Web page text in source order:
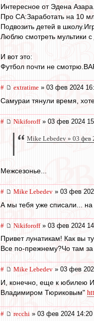
Интересное от Эдена Азара.
Про СА:Заработать на 10
Подвозить детей в
Люблю смотреть мультики с
И вот это:
Футбол почти не
# extratime » 03 фев 2024
Самураи тянули время,
# Nikiforoff» 03 фев 2024
Mike Lebedev » 03 фев
Межсезонье...
# Mike Lebedev » 03 фев
А мы тебя уже списали... на
# Nikiforoff» 03 фев 2024
Привет лунатикам! Как вы
Все по-прежнему?Чо там за
# Mike Lebedev » 03 фев
И, конечно, еще к юбилею
Владимиром Тюриковым"
# recchi » 03 фев 2024 14:20